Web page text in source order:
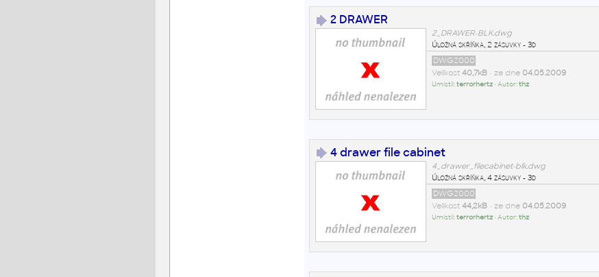
2 DRAWER
2_DRAWER-BLK.dwg
Úložná skříňka, 2 zásuvky - 3d
DWG2000
Velikost 40,7kB• ze dne 04.05.2009
Umístil:terrorhertz• Autor:thz
4 drawer file cabinet
4_drawer_filecabinet-blk.dwg
Úložná skříňka, 4 zásuvky - 3d
DWG2000
Velikost 44,2kB• ze dne 04.05.2009
Umístil:terrorhertz• Autor:thz